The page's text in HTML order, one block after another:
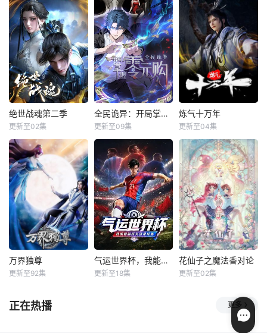
技巧 如遇视频无法播放或加载速度慢，可尝试切换播放节点或者切换解析
这一季动画我
们将为您讲述明朝
前期的故事。明朝
从元末乱世中浴火
而生的大一统王
朝，可在建国初期
就面临着重重危
本作故事发生在架
空修仙世界——云
月大陆。 大陆鼎盛
时期由浣溪沙、赤
霞峰、风吟山庄、
无尘岛、轩辕门五
大宗门共同守护，
仙道昌盛。可轩辕
门宗主岳无疾为实
现野望，掀起了一
场灭世激战！其弟
疾，与岳无疾同归
于尽。战后四大宗
门休养生息、稳固
秩序，历经两百年
稳步发展，再度让
云月大陆仙道复
兴，重回昌盛格
局，而浩劫遗留的
隐秘机缘与潜在危
机，也悄然埋藏于
大陆之中，为后续
剧情埋下伏笔。
天武大陆第三
强者，破军武帝古
飞扬被世界规则所
限，修为困在九天
武帝境多年，难以
突破。为了摆脱困
境，借助神霄
绝世战魂第二季
幽舞越山
四大宗门之首
的玄灵宗，多年来
第一次来临水城选
拔弟子，方秦两家
围绕这一个将决定
二者命运的契机，
展开明争暗斗。最
终，秦南依靠潜心
修炼、绝佳天资以
及奇遇所得的战神
成功扭转
绝世战魂第二季
更新至02集
全民诡异：开局掌握零元购·动态漫画
诡异末世降临，男
主角陈木携万亿诡
币重生，开局直接
化身天使投资人，
当其他人为了几块
冥币大打出手时，
陈木早已开启了大
撒币模式买下各种
诡异场景。别人还
在规则中苦苦探索
生路，陈木却倒反
全民诡异：开局掌握零元购·动态漫画
更新至09集
炼气十万年
十万年前，天岚宗
叱咤修真界，宗内
弟子皆是天骄，所
向披靡。唯独开山
弟子徐阳一直是炼
气期，为突破修为
早日飞升，徐阳闭
关万年。谁知出关
时，修真界已经没
落，天岚宗也只剩
三五弟子，眼见就
炼气十万年
更新至04集
万界独尊
这一日，林枫正在
林府凝聚武魂，不
万界独尊
更新至92集
气运世界杯，我能复制所有球星技能 气运世界杯，我能复制所有球星技能
更新至18集
花仙子之魔法香对论
东映动画与腾讯宣
布将联手打造『花
仙子』全新动画 ; ; ;
花仙子之魔法香对论
更新至02集
正在热播 更多